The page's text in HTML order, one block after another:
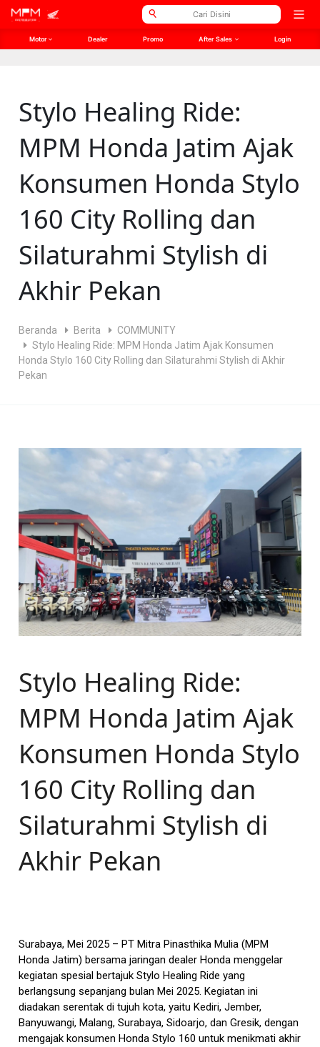
// Open Graph Meta // Twitter Meta
Open
Motor Dealer Promo After Sales Login
Stylo Healing Ride:
MPM Honda Jatim Ajak
Konsumen Honda Stylo
160 City Rolling dan
Silaturahmi Stylish di
Akhir Pekan
Beranda Berita
COMMUNITY
Stylo Healing Ride: MPM Honda Jatim Ajak Konsumen
Honda Stylo 160 City Rolling dan Silaturahmi Stylish di Akhir
Pekan
Stylo Healing Ride:
MPM Honda Jatim Ajak
Konsumen Honda Stylo
160 City Rolling dan
Silaturahmi Stylish di
Akhir Pekan
Surabaya, Mei 2025 – PT Mitra Pinasthika Mulia (MPM
Honda Jatim) bersama jaringan dealer Honda menggelar
kegiatan spesial bertajuk Stylo Healing Ride yang
berlangsung sepanjang bulan Mei 2025. Kegiatan ini
diadakan serentak di tujuh kota, yaitu Kediri, Jember,
Banyuwangi, Malang, Surabaya, Sidoarjo, dan Gresik, dengan
mengajak konsumen Honda Stylo 160 untuk menikmati akhir